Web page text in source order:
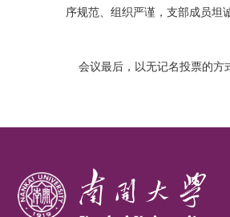
序规范、组织严谨，支部成员坦
会议最后，以无记名投票的方